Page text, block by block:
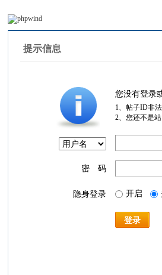
提示信息
您没有登录
1、帖子ID非法
2、您还不是
密 码
隐身登录 开启
登录